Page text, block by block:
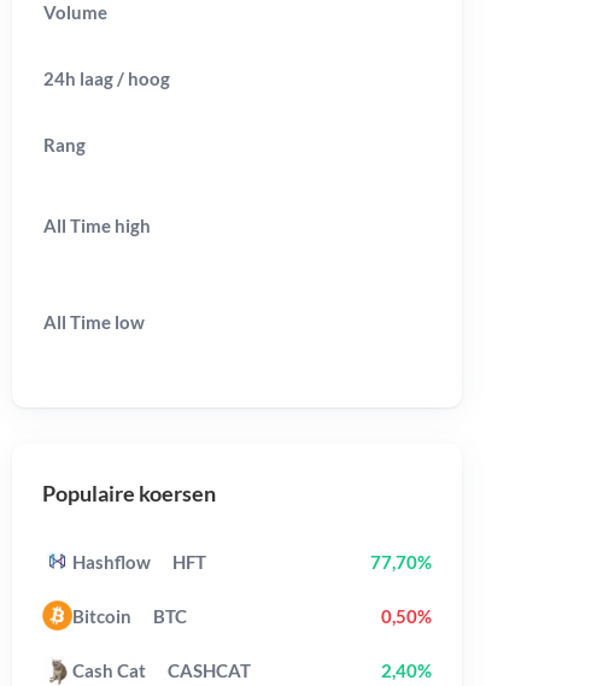
Volume
24h laag / hoog
Rang
All Time high
All Time low
Populaire koersen
Hashflow HFT 77,70%
Bitcoin BTC 0,50%
Cash Cat CASHCAT 2,40%